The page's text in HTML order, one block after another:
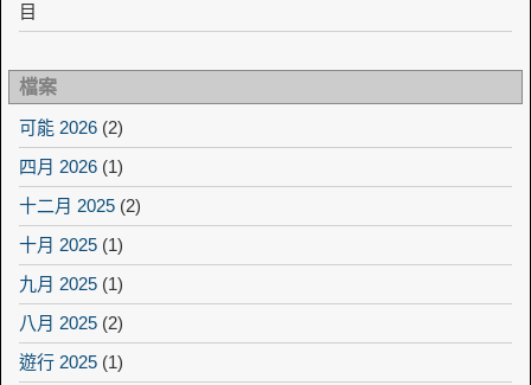
目
檔案
可能 2026 (2)
四月 2026 (1)
十二月 2025 (2)
十月 2025 (1)
九月 2025 (1)
八月 2025 (2)
遊行 2025 (1)